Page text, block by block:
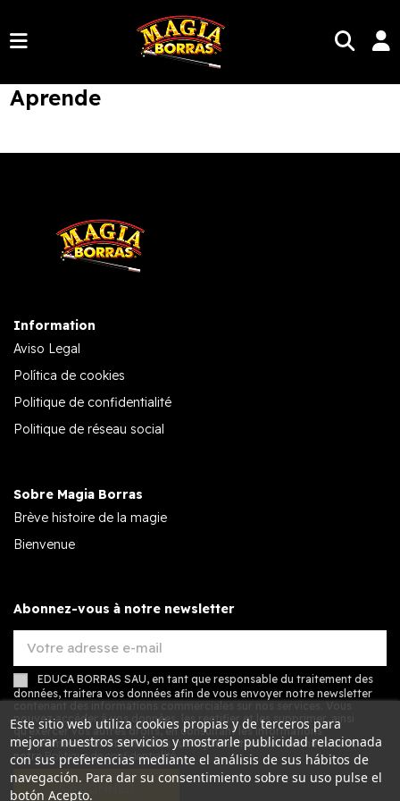
Aprende
Information
Aviso Legal
Política de cookies
Politique de confidentialité
Politique de réseau social
Sobre Magia Borras
Brève histoire de la magie
Bienvenue
Abonnez-vous à notre newsletter
EDUCA BORRAS SAU, en tant que responsable du traitement des
données, traitera vos données afin de vous envoyer notre newsletter
contenant des informations commerciales sur nos services. Vous
pouvez accéder à vos données, les rectifier et les supprimer, ainsi
qu'exercer vos autres droits, en consultant les informations
complémentaires et détaillées sur la protection des données dans
notre Politique de confidentialité.
S’ABONNER
Este sitio web utiliza cookies propias y de terceros para
mejorar nuestros servicios y mostrarle publicidad relacionada
con sus preferencias mediante el análisis de sus hábitos de
navegación. Para dar su consentimiento sobre su uso pulse el
botón Acepto.